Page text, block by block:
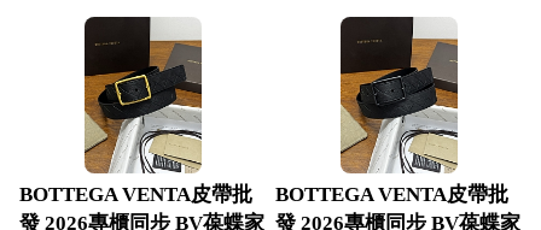
BOTTEGA VENTA皮帶批
發 2026專櫃同步 BV葆蝶家
BOTTEGA VENTA皮帶批
發 2026專櫃同步 BV葆蝶家